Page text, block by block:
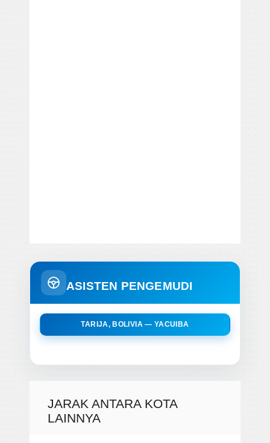
ASISTEN PENGEMUDI
TARIJA, BOLIVIA — YACUIBA
JARAK ANTARA KOTA
LAINNYA